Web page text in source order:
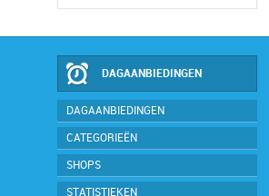
DAGAANBIEDINGEN
DAGAANBIEDINGEN
CATEGORIEËN
SHOPS
STATISTIEKEN